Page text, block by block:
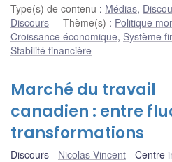
Type(s) de contenu : Médias,
Discours
Thème(s) : Politique
Croissance économique, Système
Stabilité financière
Marché du travail
canadien : entre
transformations
Discours Nicolas Vincent
Centre